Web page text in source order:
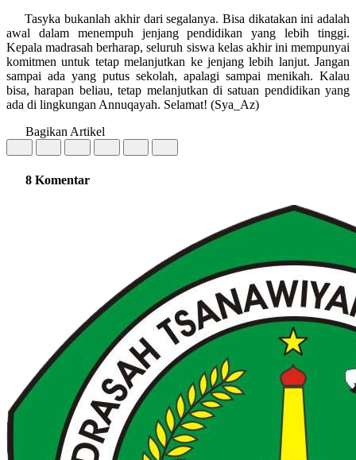
Tasyka bukanlah akhir dari segalanya. Bisa dikatakan ini adalah
awal dalam menempuh jenjang pendidikan yang lebih tinggi.
Kepala madrasah berharap, seluruh siswa kelas akhir ini mempunyai
komitmen untuk tetap melanjutkan ke jenjang lebih lanjut. Jangan
sampai ada yang putus sekolah, apalagi sampai menikah. Kalau
bisa, harapan beliau, tetap melanjutkan di satuan pendidikan yang
ada di lingkungan Annuqayah. Selamat! (Sya_Az)
Bagikan Artikel
8 Komentar